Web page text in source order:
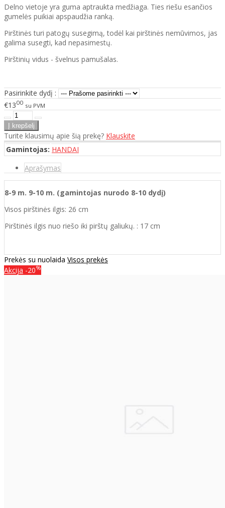
Delno vietoje yra guma aptraukta medžiaga. Ties riešu esančios
gumelės puikiai apspaudžia ranką.
Pirštinės turi patogų susegimą, todėl kai pirštinės nemūvimos, jas
galima susegti, kad nepasimestų.
Pirštinių vidus - švelnus pamušalas.
Pasirinkite dydį :
€1300 su PVM
Turite klausimų apie šią prekę? Klauskite
Gamintojas: HANDAI
Aprašymas
8-9 m. 9-10 m. (gamintojas nurodo 8-10 dydį)
Visos pirštinės ilgis: 26 cm
Pirštinės ilgis nuo riešo iki pirštų galiukų. : 17 cm
Prekės su nuolaida Visos prekės
Akcija -20%